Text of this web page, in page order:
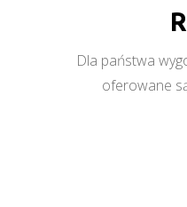
Dla państwa
oferowane